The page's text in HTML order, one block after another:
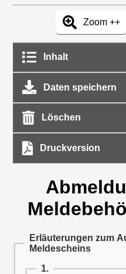
Zoom ++
Inhalt
Daten speichern
Löschen
Druckversion
Erläuterungen zum
Meldescheins
1.